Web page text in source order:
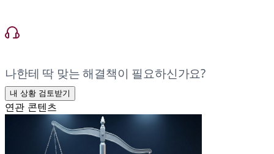
나한테 딱 맞는 해결책이 필요하신가요?
내 상황 검토받기
연관 콘텐츠